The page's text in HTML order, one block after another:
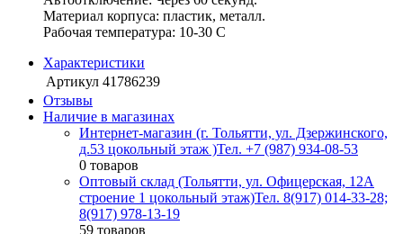
Материал корпуса: пластик, металл.
Рабочая температура: 10-30 С
Характеристики
Артикул 41786239
Отзывы
Наличие в магазинах
Интернет-магазин (г. Тольятти, ул. Дзержинского,
д.53 цокольный этаж )Тел. +7 (987) 934-08-53
0 товаров
Оптовый склад (Тольятти, ул. Офицерская, 12А
строение 1 цокольный этаж)Тел. 8(917) 014-33-28;
8(917) 978-13-19
59 товаров